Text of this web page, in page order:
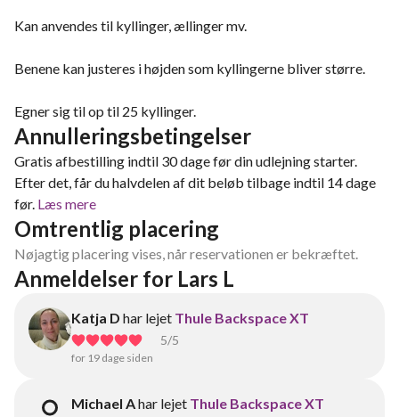
Kan anvendes til kyllinger, ællinger mv.
Benene kan justeres i højden som kyllingerne bliver større.
Egner sig til op til 25 kyllinger.
Annulleringsbetingelser
Gratis afbestilling indtil 30 dage før din udlejning starter.
Efter det, får du halvdelen af dit beløb tilbage indtil 14 dage
før. Læs mere
Omtrentlig placering
Nøjagtig placering vises, når reservationen er bekræftet.
Anmeldelser for Lars L
Katja D har lejet Thule Backspace XT
5/5
for 19 dage siden
Michael Ahar lejet Thule Backspace XT